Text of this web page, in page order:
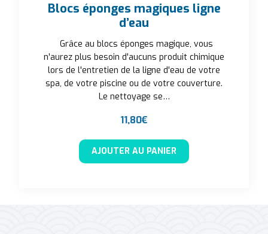
Blocs éponges magiques ligne
d’eau
Grâce au blocs éponges magique, vous
n'aurez plus besoin d'aucuns produit chimique
lors de l'entretien de la ligne d'eau de votre
spa, de votre piscine ou de votre couverture.
Le nettoyage se…
11,80€
AJOUTER AU PANIER